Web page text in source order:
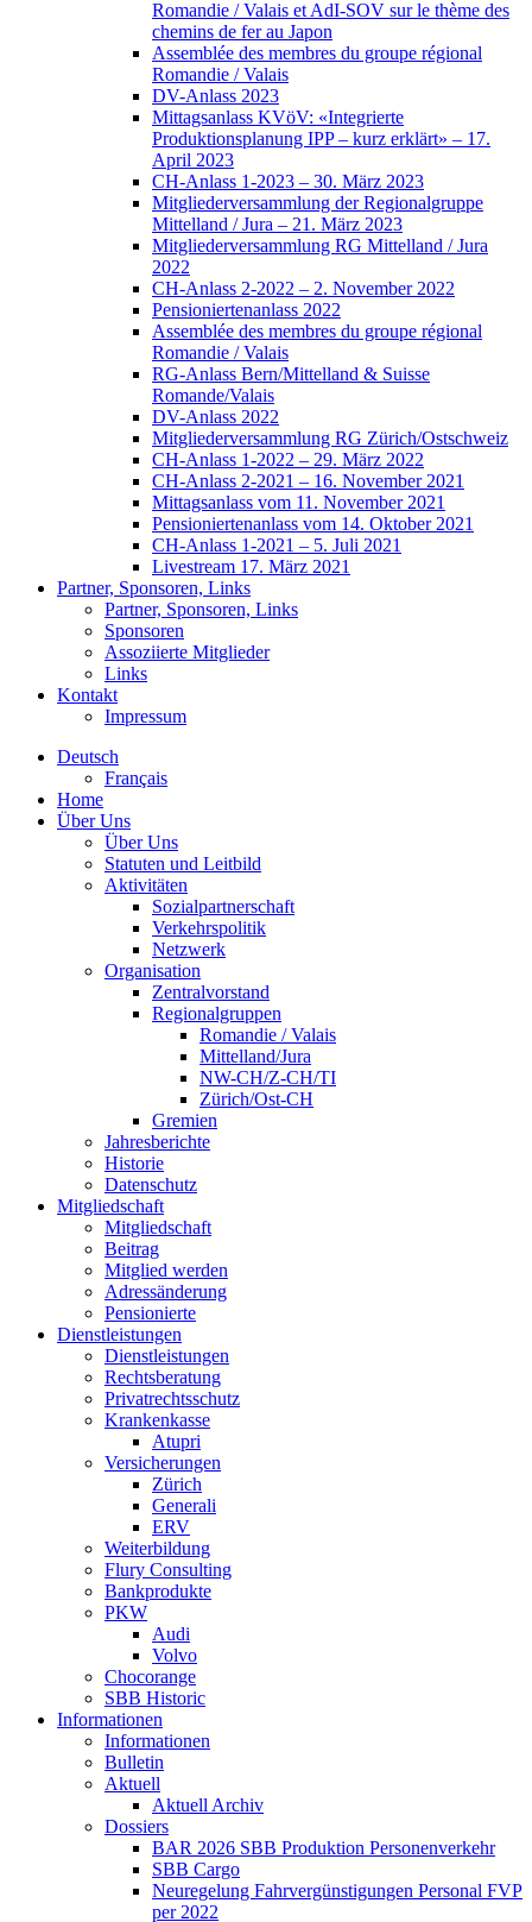
Romandie / Valais et AdI-SOV sur le thème des
chemins de fer au Japon
Assemblée des membres du groupe régional
Romandie / Valais
DV-Anlass 2023
Mittagsanlass KVöV: «Integrierte
Produktionsplanung IPP – kurz erklärt» – 17.
April 2023
CH-Anlass 1-2023 – 30. März 2023
Mitgliederversammlung der Regionalgruppe
Mittelland / Jura – 21. März 2023
Mitgliederversammlung RG Mittelland / Jura
2022
CH-Anlass 2-2022 – 2. November 2022
Pensioniertenanlass 2022
Assemblée des membres du groupe régional
Romandie / Valais
RG-Anlass Bern/Mittelland & Suisse
Romande/Valais
DV-Anlass 2022
Mitgliederversammlung RG Zürich/Ostschweiz
CH-Anlass 1-2022 – 29. März 2022
CH-Anlass 2-2021 – 16. November 2021
Mittagsanlass vom 11. November 2021
Pensioniertenanlass vom 14. Oktober 2021
CH-Anlass 1-2021 – 5. Juli 2021
Livestream 17. März 2021
Partner, Sponsoren, Links
Partner, Sponsoren, Links
Sponsoren
Assoziierte Mitglieder
Links
Kontakt
Impressum
Deutsch
Français
Home
Über Uns
Über Uns
Statuten und Leitbild
Aktivitäten
Sozialpartnerschaft
Verkehrspolitik
Netzwerk
Organisation
Zentralvorstand
Regionalgruppen
Romandie / Valais
Mittelland/Jura
NW-CH/Z-CH/TI
Zürich/Ost-CH
Gremien
Jahresberichte
Historie
Datenschutz
Mitgliedschaft
Mitgliedschaft
Beitrag
Mitglied werden
Adressänderung
Pensionierte
Dienstleistungen
Dienstleistungen
Rechtsberatung
Privatrechtsschutz
Krankenkasse
Atupri
Versicherungen
Zürich
Generali
ERV
Weiterbildung
Flury Consulting
Bankprodukte
PKW
Audi
Volvo
Chocorange
SBB Historic
Informationen
Informationen
Bulletin
Aktuell
Aktuell Archiv
Dossiers
BAR 2026 SBB Produktion Personenverkehr
SBB Cargo
Neuregelung Fahrvergünstigungen Personal FVP
per 2022